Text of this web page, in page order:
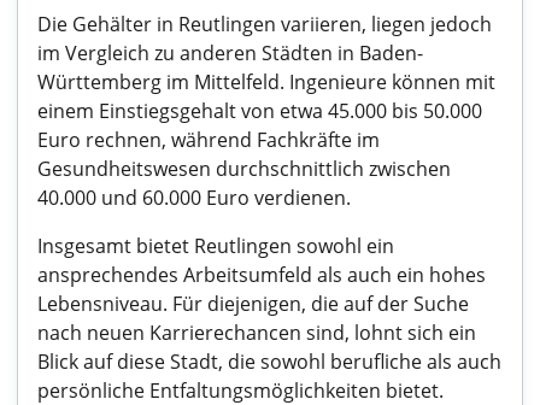
Die Gehälter in Reutlingen variieren, liegen jedoch
im Vergleich zu anderen Städten in Baden-
Württemberg im Mittelfeld. Ingenieure können mit
einem Einstiegsgehalt von etwa 45.000 bis 50.000
Euro rechnen, während Fachkräfte im
Gesundheitswesen durchschnittlich zwischen
40.000 und 60.000 Euro verdienen.
Insgesamt bietet Reutlingen sowohl ein
ansprechendes Arbeitsumfeld als auch ein hohes
Lebensniveau. Für diejenigen, die auf der Suche
nach neuen Karrierechancen sind, lohnt sich ein
Blick auf diese Stadt, die sowohl berufliche als auch
persönliche Entfaltungsmöglichkeiten bietet.